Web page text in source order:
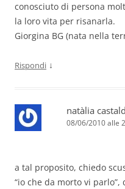
conosciuto di persona
la loro vita per risanarla.
Giorgina BG (nata nella
Rispondi ↓
natàlia
08/06/2010 alle
a tal proposito, chiedo
“io che da morto vi parlo”,